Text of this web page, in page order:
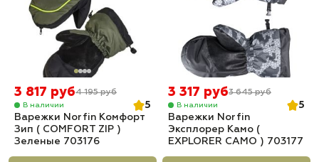
3 817 руб4 195 руб
В наличии
5
Варежки Norfin Комфорт
Зип ( COMFORT ZIP )
Зеленые 703176
3 317 руб3 645 руб
В наличии
5
Варежки Norfin
Эксплорер Камо (
EXPLORER CAMO ) 703177